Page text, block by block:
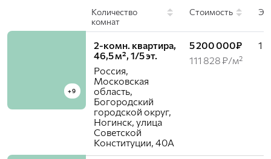
Количество
комнат
Стоимость
+9
2-комн. квартира,
46,5 м², 1/5 эт.
Россия,
Московская
область,
Богородский
городской округ,
Ногинск, улица
Советской
Конституции, 40А
5 200 000₽
111 828 ₽/м²
1 /